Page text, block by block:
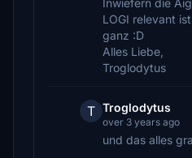
Inwiefern die
LOGI relevant
ganz :D
Alles Liebe,
Troglodytus
T Troglodytus
over 3 years ago
und das alles